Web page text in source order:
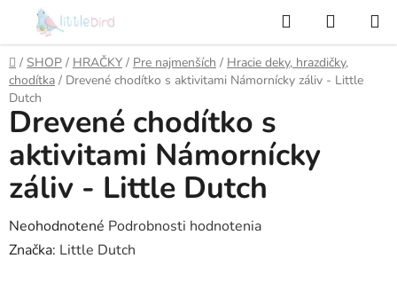
obsah
Hľadať
KOŠÍK
Domov
/ SHOP / HRAČKY / Pre najmenších / Hracie deky, hrazdičky,
chodítka / Drevené chodítko s aktivitami Námornícky záliv - Little
Dutch
Drevené chodítko s
aktivitami Námornícky
záliv - Little Dutch
Priemerné
hodnotenie
Neohodnotené Podrobnosti hodnotenia
Značka: Little Dutch